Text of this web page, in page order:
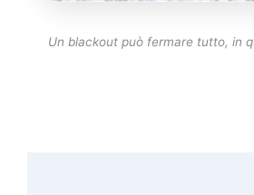
Un blackout può fermare tutto, in